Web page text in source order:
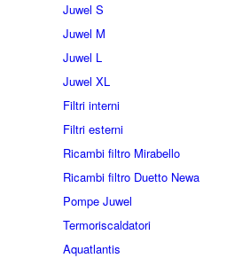
Juwel S
Juwel M
Juwel L
Juwel XL
Filtri interni
Filtri esterni
Ricambi filtro Mirabello
Ricambi filtro Duetto Newa
Pompe Juwel
Termoriscaldatori
Aquatlantis